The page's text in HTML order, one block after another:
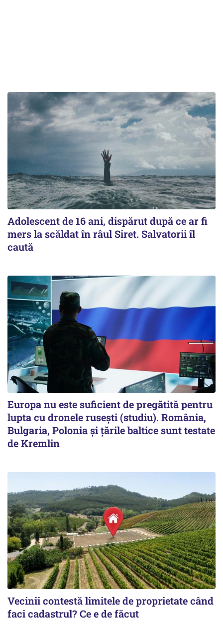
Adolescent de 16 ani, dispărut după ce ar fi
mers la scăldat în râul Siret. Salvatorii îl
caută
Europa nu este suficient de pregătită pentru
lupta cu dronele rusești (studiu). România,
Bulgaria, Polonia și țările baltice sunt testate
de Kremlin
Vecinii contestă limitele de proprietate când
faci cadastrul? Ce e de făcut